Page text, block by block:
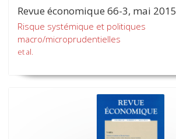
Revue économique 66-3, mai 2015
Risque systémique et politiques
macro/microprudentielles
et al.